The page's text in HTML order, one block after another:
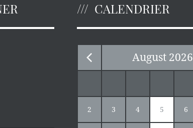
CALENDRIER
August 2026
2 3 4 5 6